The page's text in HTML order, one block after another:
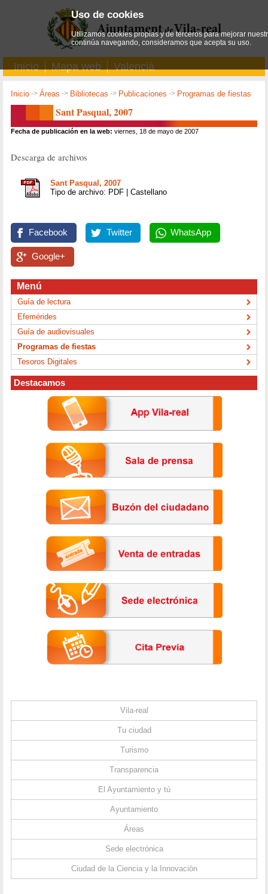
Inicio Mapa web Valencià
Inicio ->Áreas -> Bibliotecas -> Publicaciones -> Programas de fiestas
Sant Pasqual, 2007
Fecha de publicación en la web: viernes, 18 de mayo de 2007
Descarga de archivos
Sant Pasqual, 2007
Tipo de archivo: PDF | Castellano
Facebook Twitter WhatsApp
Google+
Menú
Guía de lectura
Efemérides
Guía de audiovisuales
Programas de fiestas
Tesoros Digitales
Destacamos
Vila-real
Tu ciudad
Turismo
Transparencia
El Ayuntamiento y tú
Ayuntamiento
Áreas
Sede electrónica
Ciudad de la Ciencia y la Innovación
Uso de cookies
Utilizamos cookies propias y de terceros para mejorar
continúa navegando, consideramos que acepta su uso.